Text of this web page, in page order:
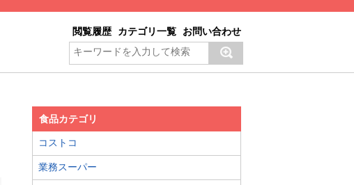
閲覧履歴 カテゴリ一覧 お問い合わせ
食品カテゴリ
コストコ
業務スーパー